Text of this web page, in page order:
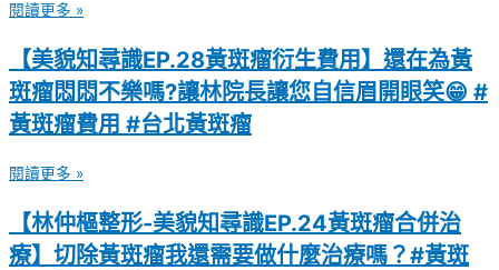
閱讀更多 »
【美貌知尋識EP.28黃斑瘤衍生費用】還在為黃
斑瘤悶悶不樂嗎?讓林院長讓您自信眉開眼笑😁 #
黃斑瘤費用 #台北黃斑瘤
閱讀更多 »
【林仲樞整形-美貌知尋識EP.24黃斑瘤合併治
療】切除黃斑瘤我還需要做什麼治療嗎？#黃斑